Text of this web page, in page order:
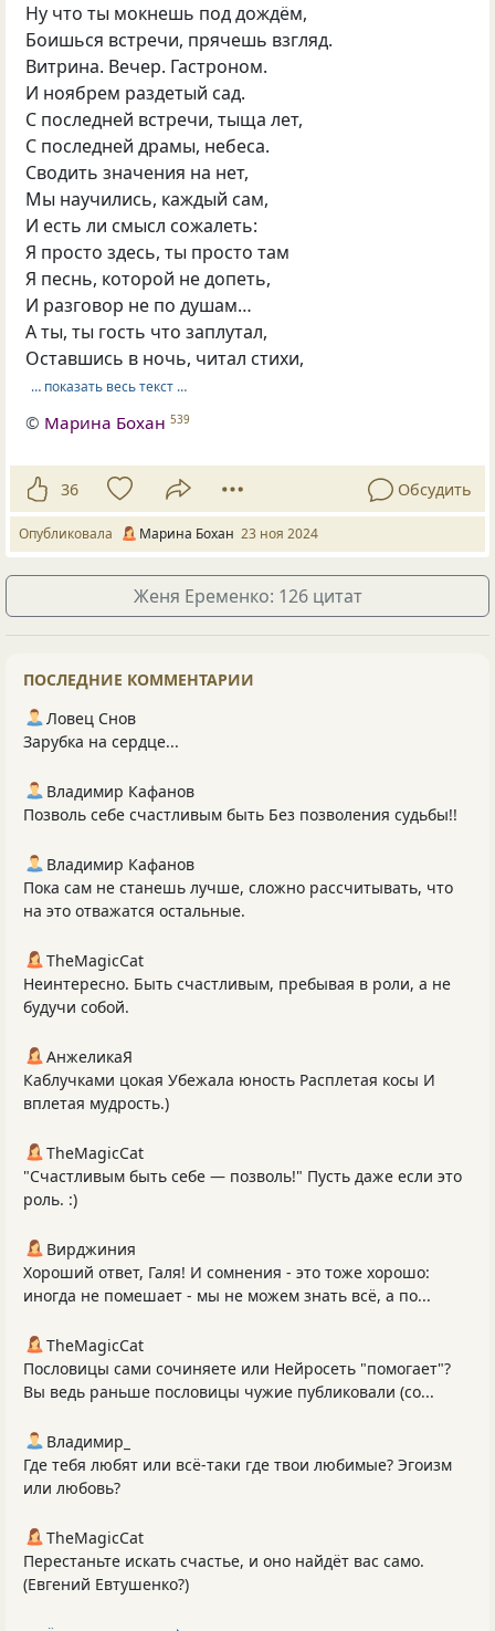
Ну что ты мокнешь под дождём,
Боишься встречи, прячешь взгляд.
Витрина. Вечер. Гастроном.
И ноябрем раздетый сад.
С последней встречи, тыща лет,
С последней драмы, небеса.
Сводить значения на нет,
Мы научились, каждый сам,
И есть ли смысл сожалеть:
Я просто здесь, ты просто там
Я песнь, которой не допеть,
И разговор не по душам…
А ты, ты гость что заплутал,
Оставшись в ночь, читал стихи,
… показать весь текст …
© Марина Бохан 539
36 Обсудить
Опубликовала Марина Бохан 23 ноя 2024
Женя Еременко: 126 цитат
ПОСЛЕДНИЕ КОММЕНТАРИИ
Ловец Снов
Зарубка на сердце...
Владимир Кафанов
Позволь себе счастливым быть Без позволения судьбы!!
Владимир Кафанов
Пока сам не станешь лучше, сложно рассчитывать, что
на это отважатся остальные.
TheMagicCat
Неинтересно. Быть счастливым, пребывая в роли, а не
будучи собой.
АнжеликаЯ
Каблучками цокая Убежала юность Расплетая косы И
вплетая мудрость.)
TheMagicCat
"Счастливым быть себе — позволь!" Пусть даже если это
роль. :)
Вирджиния
Хороший ответ, Галя! И сомнения - это тоже хорошо:
иногда не помешает - мы не можем знать всё, а по...
TheMagicCat
Пословицы сами сочиняете или Нейросеть "помогает"?
Вы ведь раньше пословицы чужие публиковали (со...
Владимир_
Где тебя любят или всё-таки где твои любимые? Эгоизм
или любовь?
TheMagicCat
Перестаньте искать счастье, и оно найдёт вас само.
(Евгений Евтушенко?)